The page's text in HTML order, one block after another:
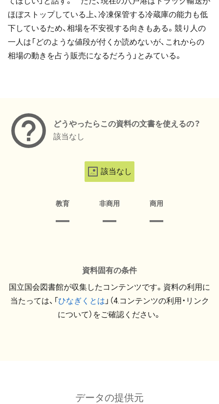
ほぼストップしている上、冷凍保管する冷蔵庫の能力も低
下しているため、相場を不安視する向きもある。競り人の
一人は「どのような値段が付くか読めないが、これからの
相場の動きを占う販売になるだろう」とみている。
どうやったらこの資料の文書を使えるの？
該当なし
該当なし
教育 非商用 商用
資料固有の条件
国立国会図書館が収集したコンテンツです。資料の利用に
当たっては、「ひなぎくとは 」（4.コンテンツの利用・リンク
について）をご確認ください。
データの提供元